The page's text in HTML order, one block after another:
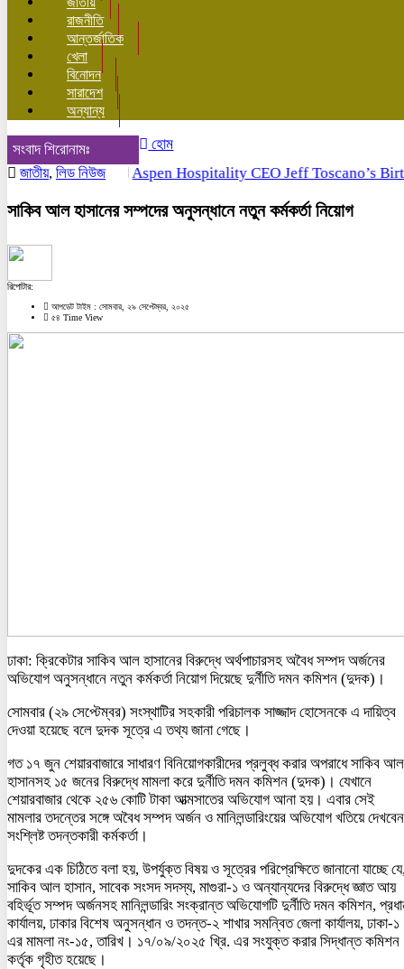
রাজনীতি
আন্তর্জাতিক
খেলা
বিনোদন
সারাদেশ
অন্যান্য
সংবাদ শিরোনামঃ
Aspen Hospitality CEO Jeff Toscano’s
হোম
জাতীয়, লিড নিউজ
সাকিব আল হাসানের সম্পদের অনুসন্ধানে নতুন কর্মকর্তা নিয়োগ
রিপোটার:
আপডেট টাইম : সোমবার, ২৯ সেপ্টেম্বর, ২০২৫
৫৪ Time View
ঢাকা: ক্রিকেটার সাকিব আল হাসানের বিরুদ্ধে অর্থপাচারসহ অবৈধ সম্পদ অর্জনের
অভিযোগ অনুসন্ধানে নতুন কর্মকর্তা নিয়োগ দিয়েছে দুর্নীতি দমন কমিশন (দুদক)।
সোমবার (২৯ সেপ্টেম্বর) সংস্থাটির সহকারী পরিচালক সাজ্জাদ হোসেনকে এ দায়িত্ব
দেওয়া হয়েছে বলে দুদক সূত্রে এ তথ্য জানা গেছে।
গত ১৭ জুন শেয়ারবাজারে সাধারণ বিনিয়োগকারীদের প্রলুব্ধ করার অপরাধে সাকিব আল
হাসানসহ ১৫ জনের বিরুদ্ধে মামলা করে দুর্নীতি দমন কমিশন (দুদক)। যেখানে
শেয়ারবাজার থেকে ২৫৬ কোটি টাকা আত্মসাতের অভিযোগ আনা হয়। এবার সেই
মামলার তদন্তের সঙ্গে অবৈধ সম্পদ অর্জন ও মানিলন্ডারিংয়ের অভিযোগ খতিয়ে দেখবেন
সংশ্লিষ্ট তদন্তকারী কর্মকর্তা।
দুদকের এক চিঠিতে বলা হয়, উপর্যুক্ত বিষয় ও সূত্রের পরিপ্রেক্ষিতে জানানো যাচ্ছে
সাকিব আল হাসান, সাবেক সংসদ সদস্য, মাগুরা-১ ও অন্যান্যদের বিরুদ্ধে জ্ঞাত আয়
বহির্ভূত সম্পদ অর্জনসহ মানিলন্ডারিং সংক্রান্ত অভিযোগটি দুর্নীতি দমন কমিশন,
কার্যালয়, ঢাকার বিশেষ অনুসন্ধান ও তদন্ত-২ শাখার সমন্বিত জেলা কার্যালয়, ঢাকা-১
এর মামলা নং-১৫, তারিখ। ১৭/০৯/২০২৫ খ্রি. এর সংযুক্ত করার সিদ্ধান্ত কমিশন
কর্তৃক গৃহীত হয়েছে।